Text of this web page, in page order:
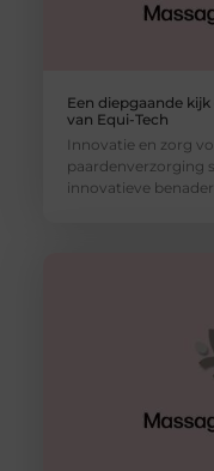
Een diepgaande
van Equi-Tech
Innovatie en zorg
paardenverzorging
innovatieve